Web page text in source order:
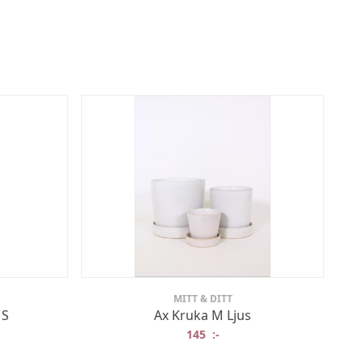
MITT & DITT
Ax Kruka M Ljus
145 :-